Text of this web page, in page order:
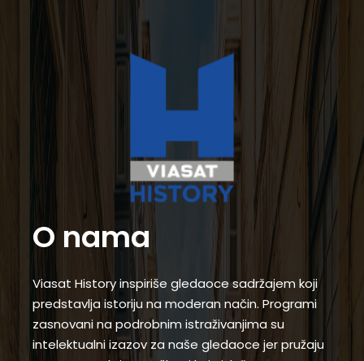
O nama
Viasat History inspiriše gledaoce sadržajem koji
predstavlja istoriju na moderan način. Programi
zasnovani na podrobnim istraživanjima su
intelektualni izazov za naše gledaoce jer pružaju